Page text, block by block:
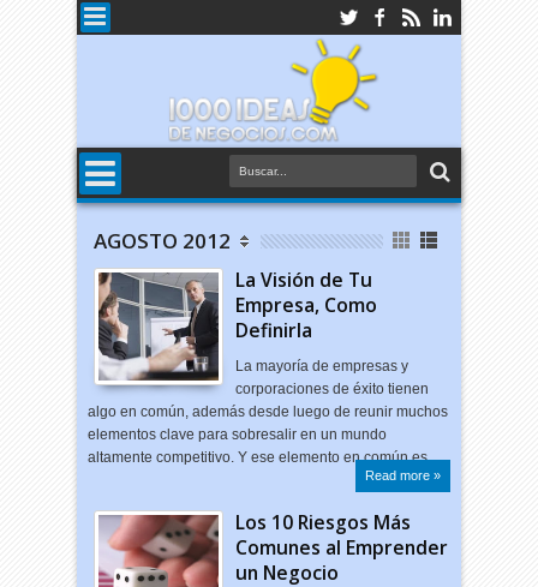
AGOSTO 2012
La Visión de Tu
Empresa, Como
Definirla
La mayoría de empresas y
corporaciones de éxito tienen
algo en común, además desde luego de reunir muchos
elementos clave para sobresalir en un mundo
altamente competitivo. Y ese elemento en común es…
Read more »
Los 10 Riesgos Más
Comunes al Emprender
un Negocio